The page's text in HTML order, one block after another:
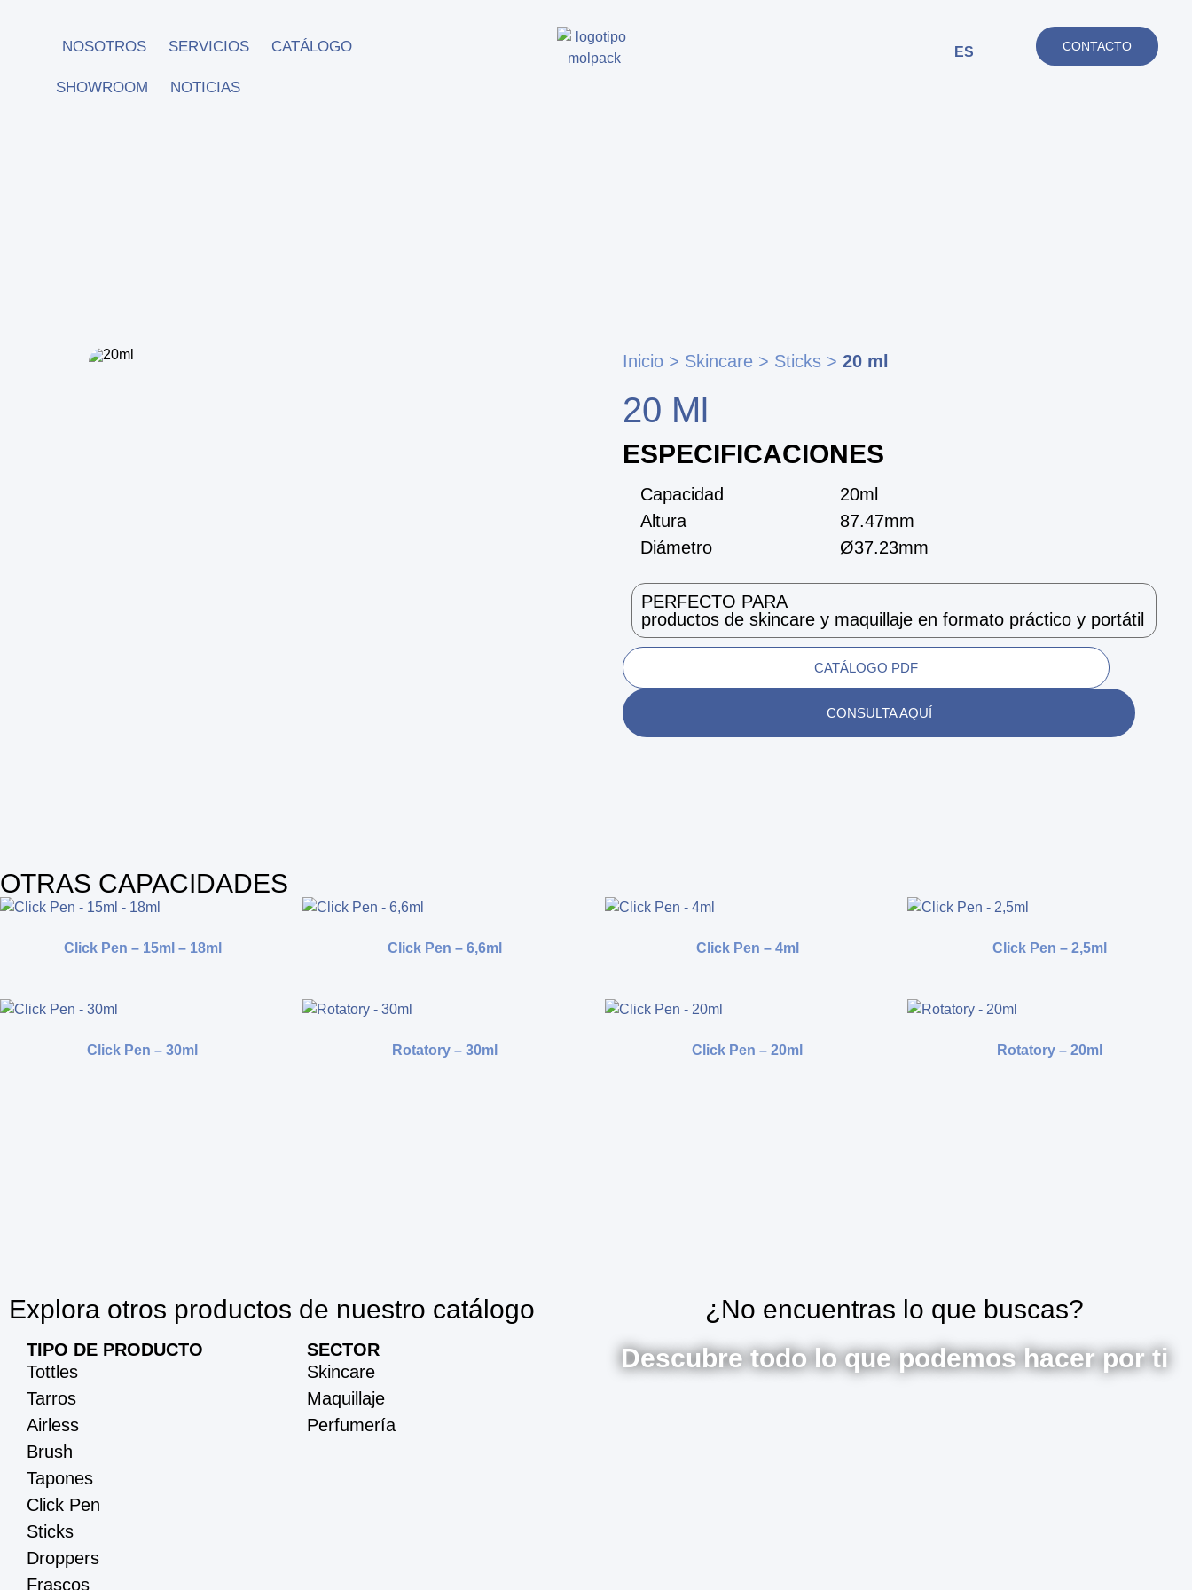
NOSOTROS SERVICIOS CATÁLOGO
SHOWROOM NOTICIAS
ES CONTACTO
Inicio > Skincare > Sticks > 20 ml
20 Ml
ESPECIFICACIONES
Capacidad
Altura
Diámetro
20ml
87.47mm
Ø37.23mm
PERFECTO PARA
productos de skincare y maquillaje en formato práctico y portátil
CATÁLOGO PDF
CONSULTA AQUÍ
OTRAS CAPACIDADES
Click Pen – 15ml – 18ml Click Pen – 6,6ml Click Pen – 4ml Click Pen – 2,5ml
Click Pen – 30ml Rotatory – 30ml Click Pen – 20ml Rotatory – 20ml
Explora otros productos de nuestro catálogo
TIPO DE PRODUCTO
Tottles
Tarros
Airless
Brush
Tapones
Click Pen
Sticks
Droppers
Frascos
SECTOR
Skincare
Maquillaje
Perfumería
¿No encuentras lo que buscas?
Descubre todo lo que podemos hacer por ti